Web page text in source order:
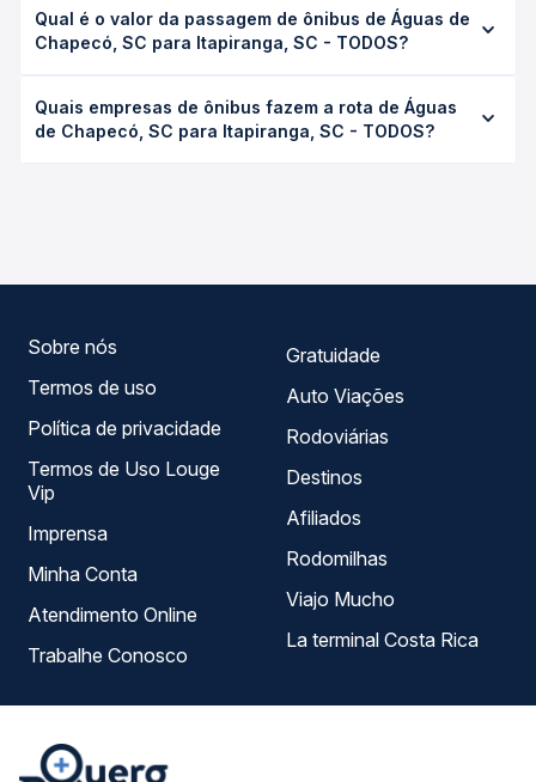
Itapiranga, SC - TODOS leva em média 2h 35min, podendo
variar conforme a viação, o tipo de serviço (convencional,
Passagem você consulta os horários disponíveis e vê a
duração exata de cada opção na data desejada.
Qual é o valor da passagem de ônibus de Águas de
Chapecó, SC para Itapiranga, SC - TODOS?
SC para Itapiranga, SC - TODOS custa em média R$ 49,15
e varia conforme a data da viagem, a empresa, o tipo de
Quais empresas de ônibus fazem a rota de Águas
de Chapecó, SC para Itapiranga, SC - TODOS?
Sobre nós
Termos de uso
Política de privacidade
Termos de Uso Louge
Vip
Imprensa
Minha Conta
Atendimento Online
Trabalhe Conosco
Gratuidade
Auto Viações
Rodoviárias
Destinos
Afiliados
Rodomilhas
Viajo Mucho
La terminal Costa Rica